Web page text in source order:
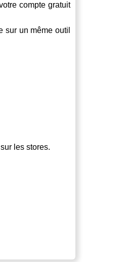
compte gratuit
sur un même outil
les stores.